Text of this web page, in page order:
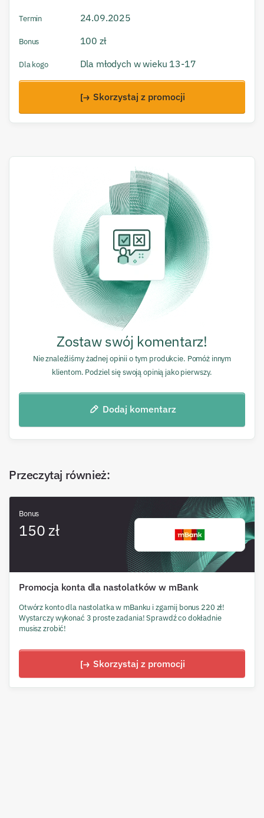
Termin 24.09.2025
Bonus 100 zł
Dla kogo Dla młodych w wieku 13-17
Skorzystaj z promocji
Zostaw swój komentarz!
Nie znaleźliśmy żadnej opinii o tym produkcie. Pomóż innym
klientom. Podziel się swoją opinią jako pierwszy.
Dodaj komentarz
Przeczytaj również:
Bonus
150 zł
Promocja konta dla nastolatków w mBank
Otwórz konto dla nastolatka w mBanku i zgarnij bonus 220 zł!
Wystarczy wykonać 3 proste zadania! Sprawdź co dokładnie
musisz zrobić!
Skorzystaj z promocji